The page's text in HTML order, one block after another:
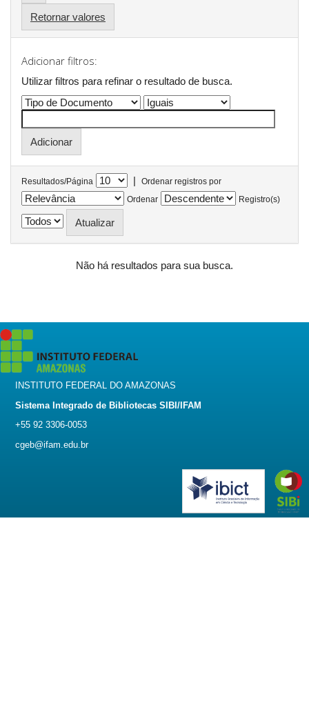
Retornar valores
Adicionar filtros:
Utilizar filtros para refinar o resultado de busca.
Resultados/Página |
Ordenar registros por
Ordenar
Registro(s)
Não há resultados para sua busca.
INSTITUTO FEDERAL DO AMAZONAS
Sistema Integrado de Bibliotecas SIBI/IFAM
+55 92 3306-0053
cgeb@ifam.edu.br